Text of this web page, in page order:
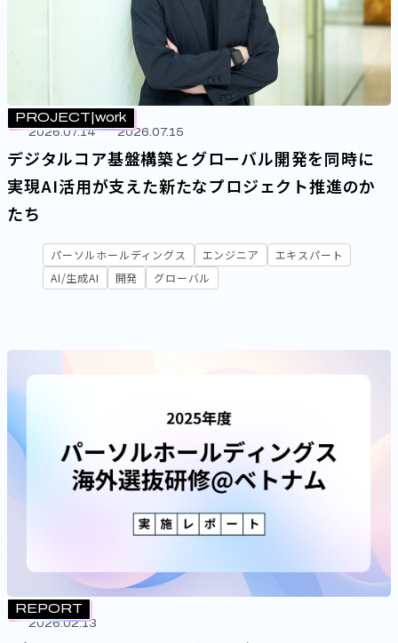
ITコンサルタント エンジニア
ストラテジスト
データエンジニア
キーワード
AI/生成AI 開発 セキュリティ 女性活躍
グローバル
組織・制度
PROJECT work
2026.07.14 2026.07.15
デジタルコア基盤構築とグローバル開発を同時に
実現――AI活用が支えた新たなプロジェクト推進のか
たち
パーソルホールディングス エンジニア
エキスパート
AI/生成AI
開発 グローバル
REPORT
2026.02.13